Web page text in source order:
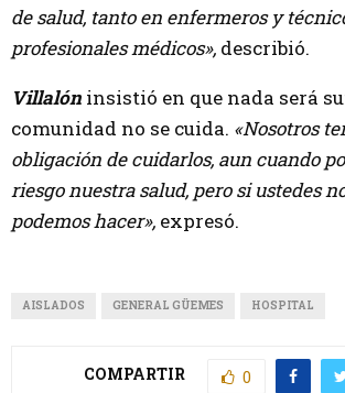
de salud, tanto en enfermeros y
profesionales médicos», describió.
Villalón insistió en que nada será
comunidad no se cuida. «Nosotros
obligación de cuidarlos, aun cuando
riesgo nuestra salud, pero si ustedes
podemos hacer», expresó.
AISLADOS GENERAL GÜEMES HOSPITAL
COMPARTIR 0